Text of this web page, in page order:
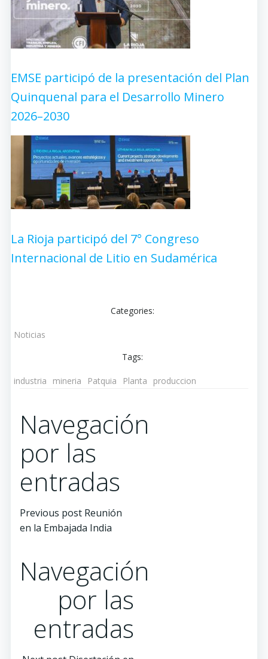
EMSE participó de la presentación del Plan
Quinquenal para el Desarrollo Minero
2026–2030
La Rioja participó del 7° Congreso
Internacional de Litio en Sudamérica
Categories:
Noticias
Tags:
industria mineria Patquia Planta produccion
Navegación
por las
entradas
Previous post Reunión
en la Embajada India
Navegación
por las
entradas